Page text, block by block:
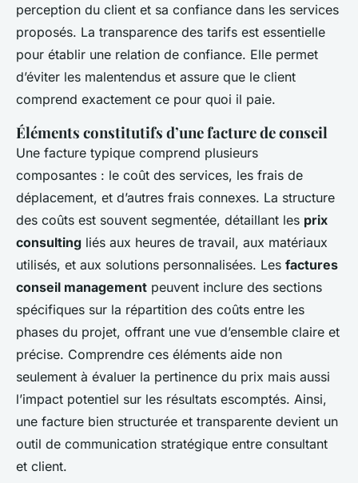
perception du client et sa confiance dans les services
proposés. La transparence des tarifs est essentielle
pour établir une relation de confiance. Elle permet
d’éviter les malentendus et assure que le client
comprend exactement ce pour quoi il paie.
Éléments constitutifs d’une facture de conseil
Une facture typique comprend plusieurs
composantes : le coût des services, les frais de
déplacement, et d’autres frais connexes. La structure
des coûts est souvent segmentée, détaillant les prix
consulting liés aux heures de travail, aux matériaux
utilisés, et aux solutions personnalisées. Les factures
conseil management peuvent inclure des sections
spécifiques sur la répartition des coûts entre les
phases du projet, offrant une vue d’ensemble claire et
précise. Comprendre ces éléments aide non
seulement à évaluer la pertinence du prix mais aussi
l’impact potentiel sur les résultats escomptés. Ainsi,
une facture bien structurée et transparente devient un
outil de communication stratégique entre consultant
et client.